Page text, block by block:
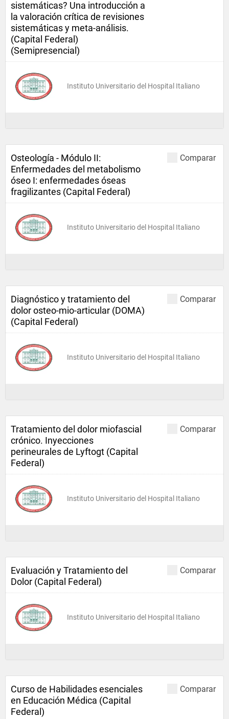
sistemáticas? Una introducción a
la valoración crítica de revisiones
sistemáticas y meta-análisis.
(Capital Federal)
(Semipresencial)
Instituto Universitario del Hospital Italiano
Comparar
Osteología - Módulo II:
Enfermedades del metabolismo
óseo I: enfermedades óseas
fragilizantes (Capital Federal)
Instituto Universitario del Hospital Italiano
Comparar
Diagnóstico y tratamiento del
dolor osteo-mio-articular (DOMA)
(Capital Federal)
Instituto Universitario del Hospital Italiano
Comparar
Tratamiento del dolor miofascial
crónico. Inyecciones
perineurales de Lyftogt (Capital
Federal)
Instituto Universitario del Hospital Italiano
Comparar
Evaluación y Tratamiento del
Dolor (Capital Federal)
Instituto Universitario del Hospital Italiano
Comparar
Curso de Habilidades esenciales
en Educación Médica (Capital
Federal)